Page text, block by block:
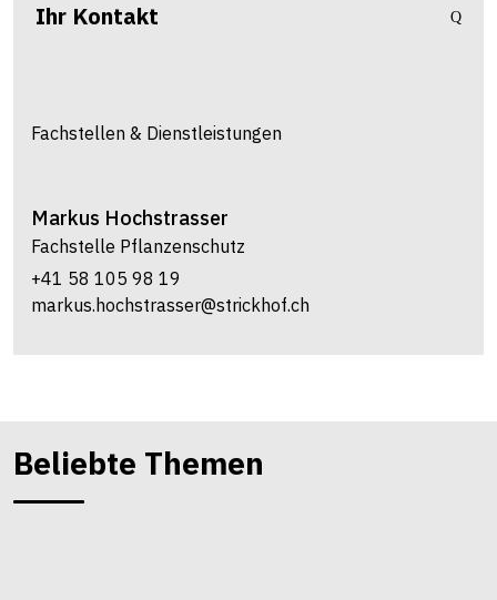
Ihr Kontakt
Fachstellen & Dienstleistungen
Markus Hochstrasser
Fachstelle Pflanzenschutz
+41 58 105 98 19
markus.hochstrasser@strickhof.ch
Beliebte Themen